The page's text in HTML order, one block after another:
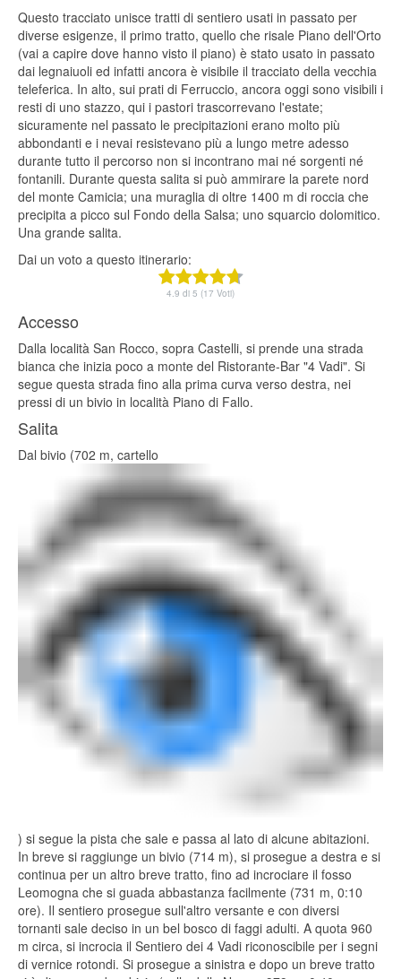
Questo tracciato unisce tratti di sentiero usati in passato per
diverse esigenze, il primo tratto, quello che risale Piano dell'Orto
(vai a capire dove hanno visto il piano) è stato usato in passato
dai legnaiuoli ed infatti ancora è visibile il tracciato della vecchia
teleferica. In alto, sui prati di Ferruccio, ancora oggi sono visibili i
resti di uno stazzo, qui i pastori trascorrevano l'estate;
sicuramente nel passato le precipitazioni erano molto più
abbondanti e i nevai resistevano più a lungo metre adesso
durante tutto il percorso non si incontrano mai né sorgenti né
fontanili. Durante questa salita si può ammirare la parete nord
del monte Camicia; una muraglia di oltre 1400 m di roccia che
precipita a picco sul Fondo della Salsa; uno squarcio dolomitico.
Una grande salita.
Dai un voto a questo itinerario:
4.9 di 5 (17 Voti)
Accesso
Dalla località San Rocco, sopra Castelli, si prende una strada
bianca che inizia poco a monte del Ristorante-Bar "4 Vadi". Si
segue questa strada fino alla prima curva verso destra, nei
pressi di un bivio in località Piano di Fallo.
Salita
Dal bivio (702 m, cartello
) si segue la pista che sale e passa al lato di alcune abitazioni.
In breve si raggiunge un bivio (714 m), si prosegue a destra e si
continua per un altro breve tratto, fino ad incrociare il fosso
Leomogna che si guada abbastanza facilmente (731 m, 0:10
ore). Il sentiero prosegue sull'altro versante e con diversi
tornanti sale deciso in un bel bosco di faggi adulti. A quota 960
m circa, si incrocia il Sentiero dei 4 Vadi riconoscibile per i segni
di vernice rotondi. Si prosegue a sinistra e dopo un breve tratto